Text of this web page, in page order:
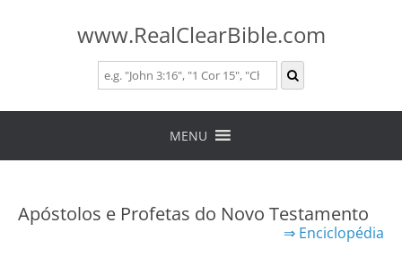
www.RealClearBible.com
Skip
MENU
Apóstolos e Profetas do Novo Testamento
⇒ Enciclopédia